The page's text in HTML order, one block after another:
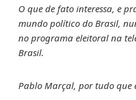
O que de fato interessa, e
mundo político do Brasil,
no programa eleitoral na
Brasil.
Pablo Marçal, por tudo que